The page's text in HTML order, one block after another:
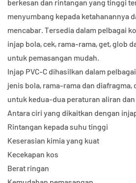
berkesan dan rintangan yang tinggi
menyumbang kepada ketahanannya
mencabar. Tersedia dalam pelbagai
injap bola, cek, rama-rama, get, glob
untuk pemasangan mudah.
Injap PVC-C dihasilkan dalam
jenis bola, rama-rama dan diafragma,
untuk kedua-dua peraturan aliran
Antara ciri yang dikaitkan dengan
Rintangan kepada suhu tinggi
Keserasian kimia yang kuat
Kecekapan kos
Berat ringan